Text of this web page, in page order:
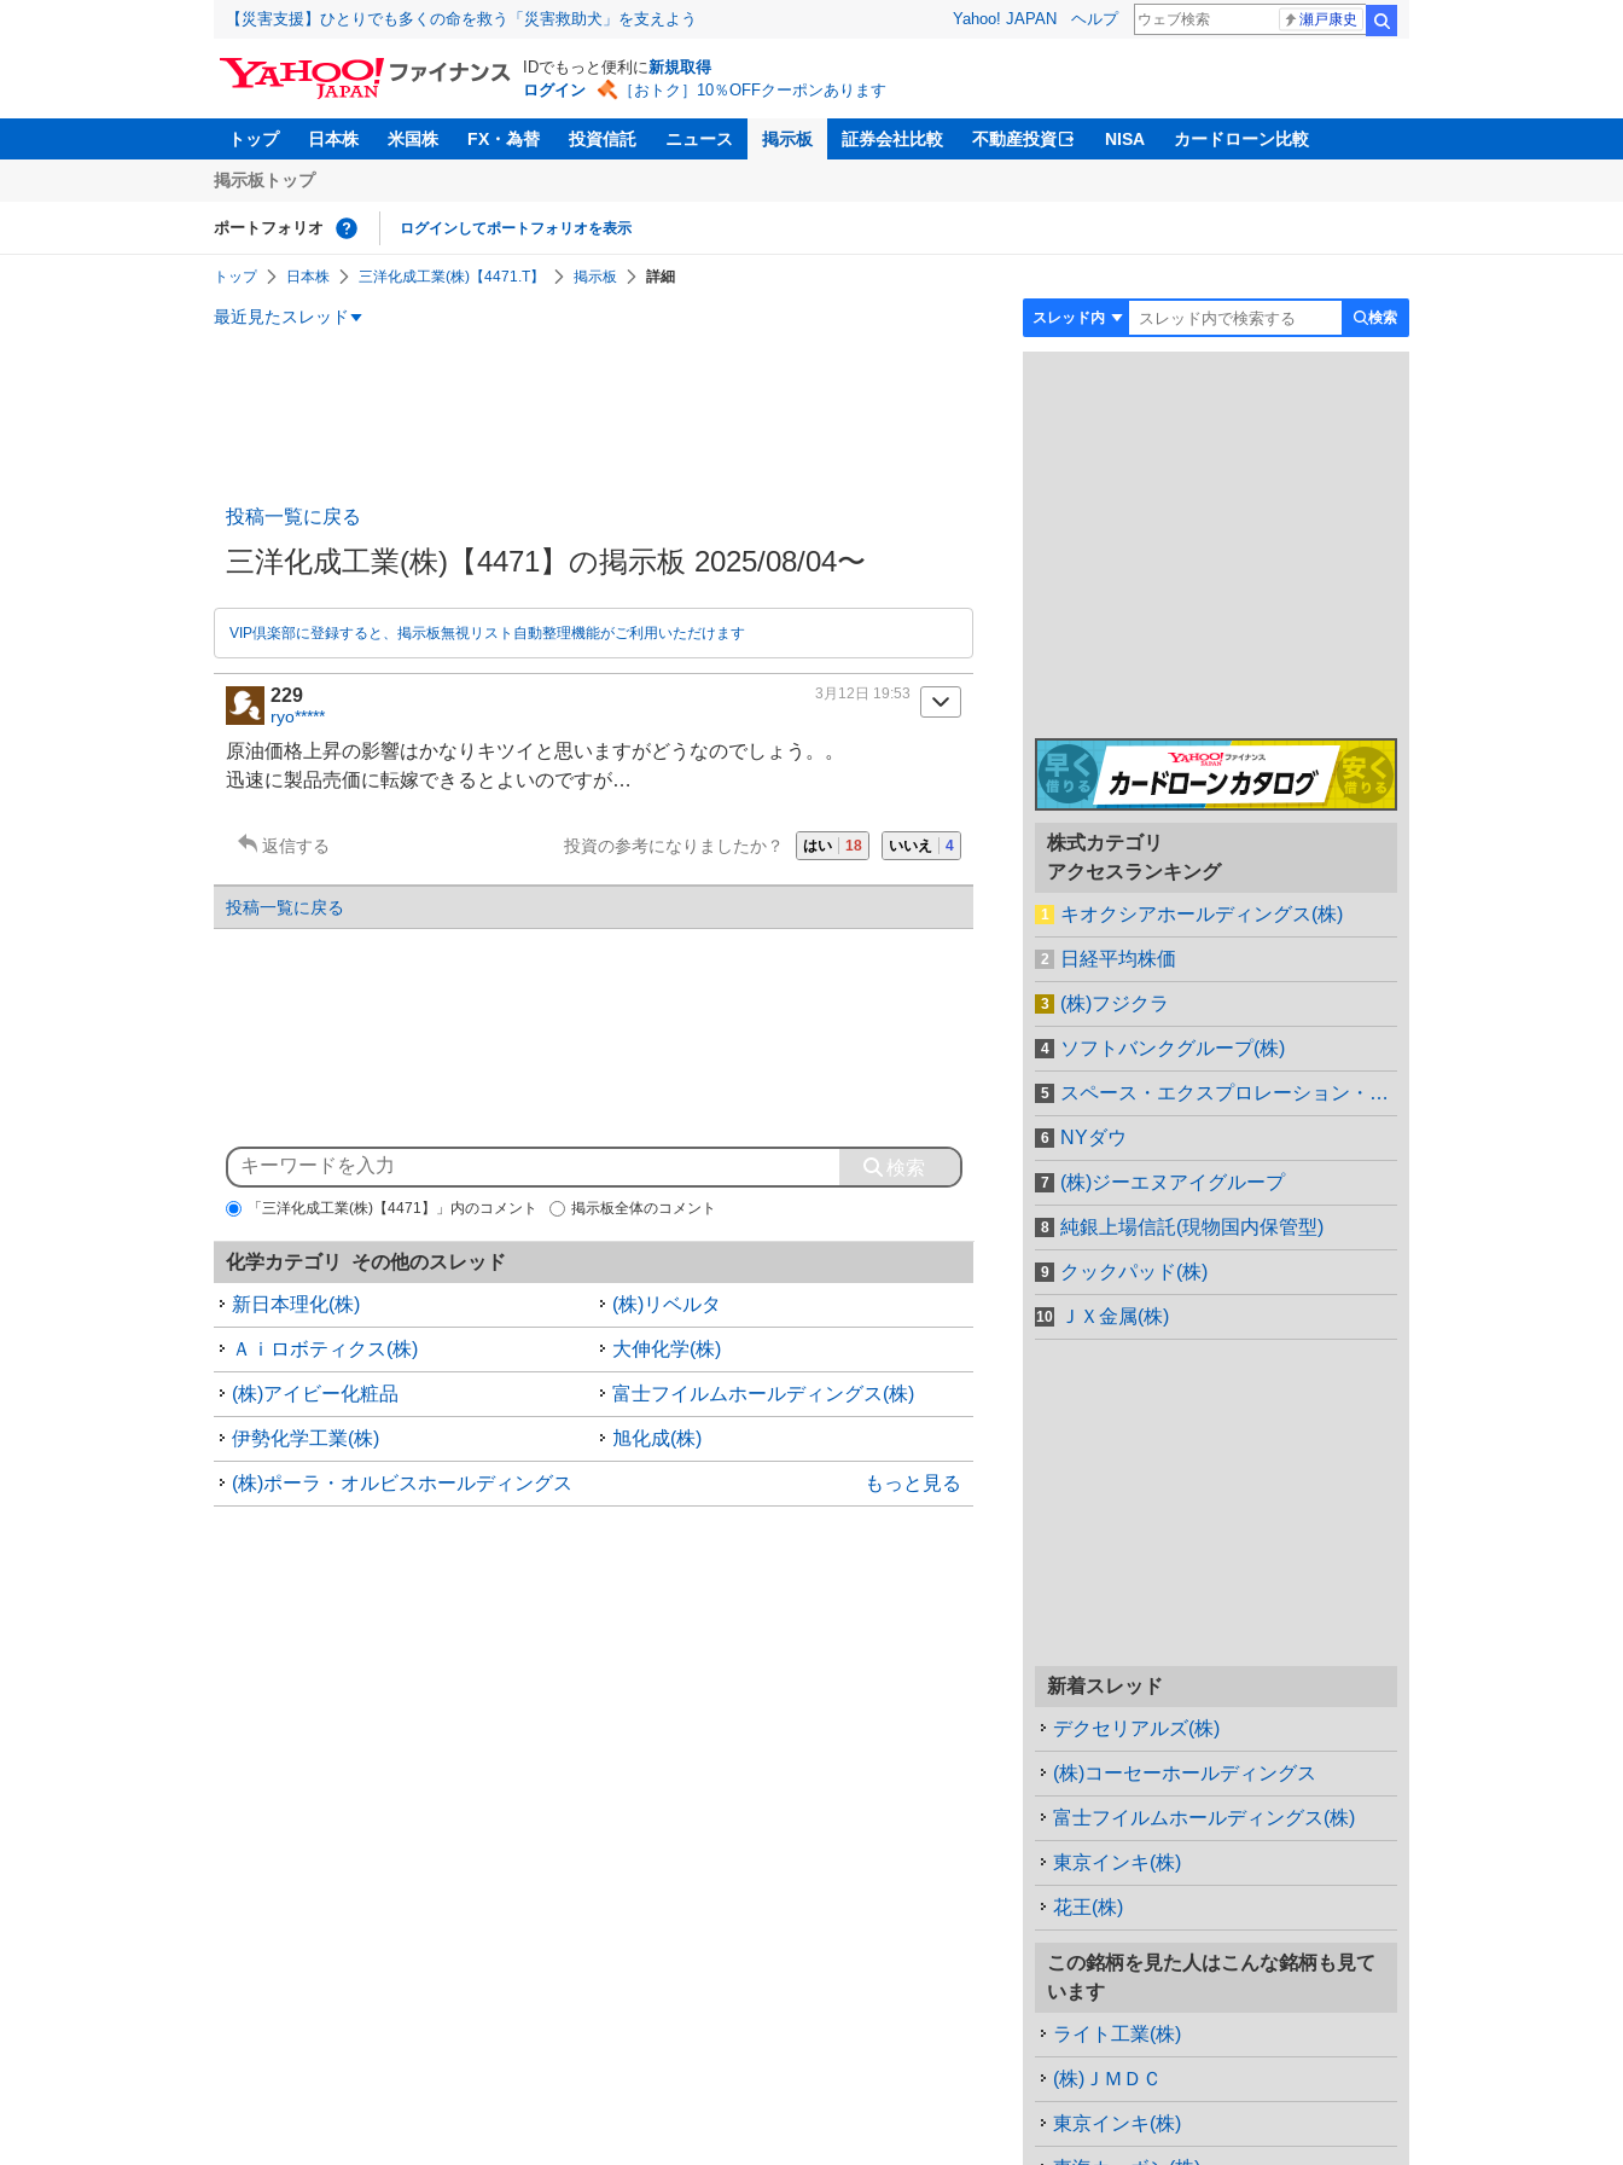
【災害支援】ひとりでも多くの命を救う「災害救助犬」を支えよう Yahoo! JAPAN ヘルプ 瀬戸康史
IDでもっと便利に新規取得
ログイン
［おトク］10％OFFクーポンあります
トップ 日本株 米国株 FX・為替 投資信託 ニュース 掲示板 証券会社比較 不動産投資 NISA カードローン比較
掲示板トップ
ポートフォリオ ログインしてポートフォリオを表示
トップ 日本株 三洋化成工業(株)【4471.T】 掲示板 詳細
最近見たスレッド 検索
投稿一覧に戻る
三洋化成工業(株)【4471】の掲示板 2025/08/04〜
VIP倶楽部に登録すると、掲示板無視リスト自動整理機能がご利用いただけます
229
ryo*****
3月12日 19:53
原油価格上昇の影響はかなりキツイと思いますがどうなのでしょう。。
迅速に製品売価に転嫁できるとよいのですが…
返信する 投資の参考になりましたか？ はい 18 いいえ 4
投稿一覧に戻る
「三洋化成工業(株)【4471】」内のコメント 掲示板全体のコメント
化学カテゴリ その他のスレッド
新日本理化(株) (株)リベルタ
Ａｉロボティクス(株) 大伸化学(株)
(株)アイビー化粧品 富士フイルムホールディングス(株)
伊勢化学工業(株) 旭化成(株)
(株)ポーラ・オルビスホールディングス もっと見る
株式カテゴリ
アクセスランキング
キオクシアホールディングス(株)
日経平均株価
(株)フジクラ
ソフトバンクグループ(株)
スペース・エクスプロレーション・テクノロジーズ
NYダウ
(株)ジーエヌアイグループ
純銀上場信託(現物国内保管型)
クックパッド(株)
ＪＸ金属(株)
新着スレッド
デクセリアルズ(株)
(株)コーセーホールディングス
富士フイルムホールディングス(株)
東京インキ(株)
花王(株)
この銘柄を見た人はこんな銘柄も見て
います
ライト工業(株)
(株)ＪＭＤＣ
東京インキ(株)